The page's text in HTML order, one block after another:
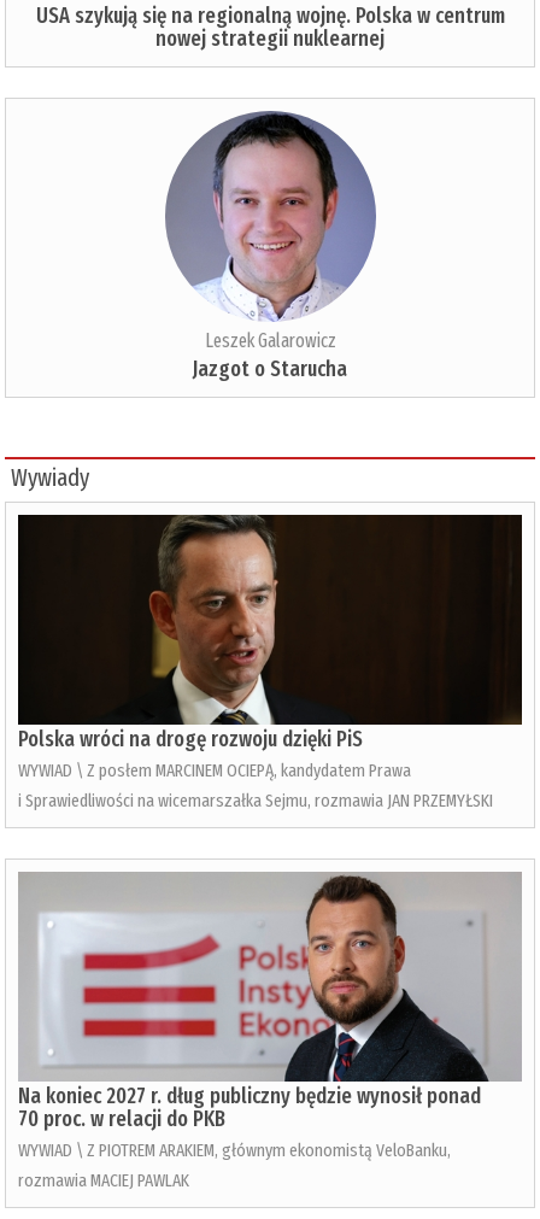
USA szykują się na regionalną wojnę. Polska w centrum
nowej strategii nuklearnej
Leszek Galarowicz
Jazgot o Starucha
Wywiady
Polska wróci na drogę rozwoju dzięki PiS
WYWIAD \ Z posłem MARCINEM OCIEPĄ, kandydatem Prawa
i Sprawiedliwości na wicemarszałka Sejmu, rozmawia JAN PRZEMYŁSKI
Na koniec 2027 r. dług publiczny będzie wynosił ponad
70 proc. w relacji do PKB
WYWIAD \ Z PIOTREM ARAKIEM, głównym ekonomistą VeloBanku,
rozmawia MACIEJ PAWLAK